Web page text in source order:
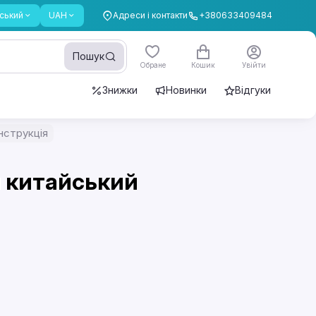
UAH Адреси і контакти +380633409484
Пошук
Обране Кошик Увійти
Знижки Новинки Відгуки
китайський